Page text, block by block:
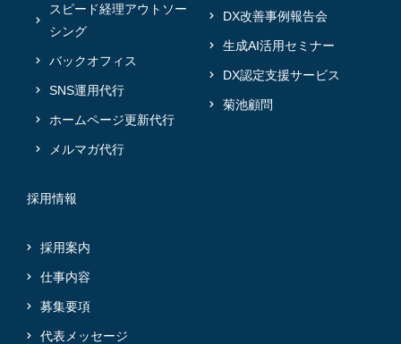
スピード経理アウトソー
シング
バックオフィス
SNS運用代行
ホームページ更新代行
メルマガ代行
DX改善事例報告会
生成AI活用セミナー
DX認定支援サービス
菊池顧問
採用情報
採用案内
仕事内容
募集要項
代表メッセージ